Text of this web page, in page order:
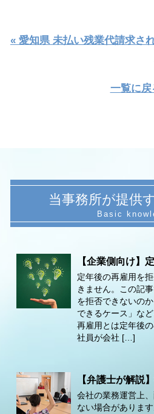
« 愛知県 未払い残業代請求さ
一覧に戻
当事務所が提供
【企業側向け】
定年後の再雇用を
きません。この記
を拒否できないの
できるケース」な
再雇用とは定年後
社員が会社 […]
【弁護士が解説】
会社の業務運営上
ない場合がありま